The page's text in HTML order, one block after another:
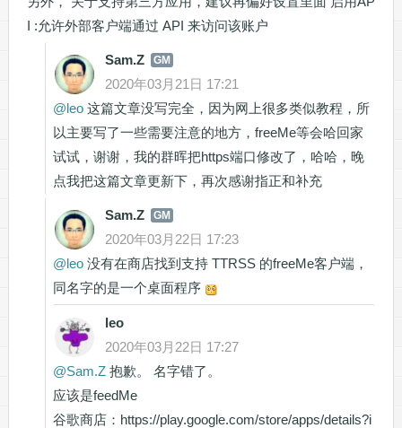
I :允许外部客户端通过 API 来访问该账户
Sam.Z GM
2020年03月21日 17:21
@leo这篇文章没写完全，因为网上很多类似教程，所
以主要写了一些需要注意的地方，freeMe等会哈回家
试试，谢谢，我的群晖把https端口修改了，哈哈，晚
点我把这篇文章更新下，再次感谢指正和补充
Sam.Z GM
2020年03月22日 17:23
@leo没有在商店找到支持 TTRSS 的freeMe客户端，
同名字的是一个桌面程序
leo
2020年03月22日 17:27
@Sam.Z抱歉。 名字错了。
应该是feedMe
谷歌商店：https://play.google.com/store/apps/details?i